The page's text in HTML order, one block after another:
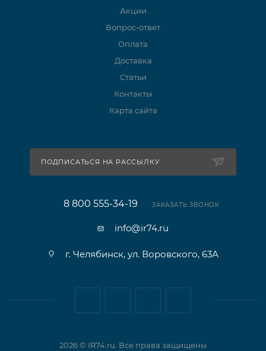
Акции
Вопрос-ответ
Оплата
Доставка
Статьи
Контакты
Карта сайта
ПОДПИСАТЬСЯ НА РАССЫЛКУ
8 800 555-34-19 ЗАКАЗАТЬ ЗВОНОК
info@ir74.ru
г. Челябинск, ул. Воровского, 63А
2026 © IR74.ru. Все права защищены